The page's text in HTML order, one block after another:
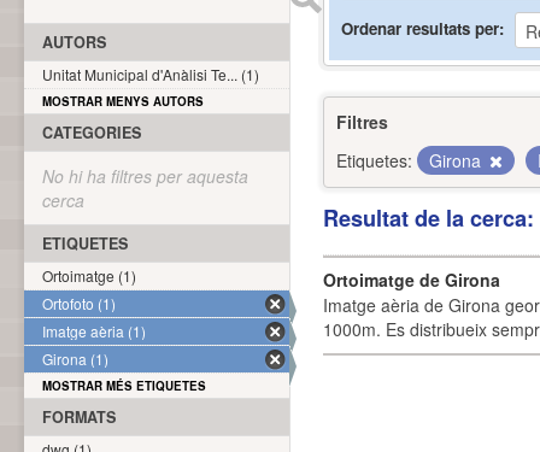
Ordenar resultats per
Filtres
Etiquetes:
Girona
Resultat de la
Ortoimatge de Girona
Imatge aèria de Girona
1000m. Es distribueix
AUTORS
Unitat Municipal d'Anàlisi Te... (1)
MOSTRAR MENYS AUTORS
CATEGORIES
No hi ha filtres per aquesta
cerca
ETIQUETES
Ortoimatge (1)
Ortofoto (1)
Imatge aèria (1)
Girona (1)
MOSTRAR MÉS ETIQUETES
FORMATS